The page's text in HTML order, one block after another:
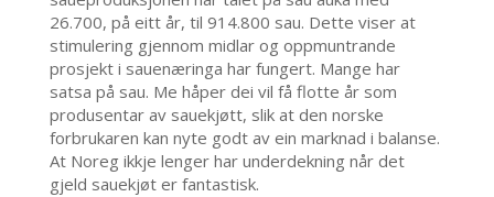
26.700, på eitt år, til 914.800 sau. Dette viser at
stimulering gjennom midlar og oppmuntrande
prosjekt i sauenæringa har fungert. Mange har
satsa på sau. Me håper dei vil få flotte år som
produsentar av sauekjøtt, slik at den norske
forbrukaren kan nyte godt av ein marknad i balanse.
At Noreg ikkje lenger har underdekning når det
gjeld sauekjøt er fantastisk.